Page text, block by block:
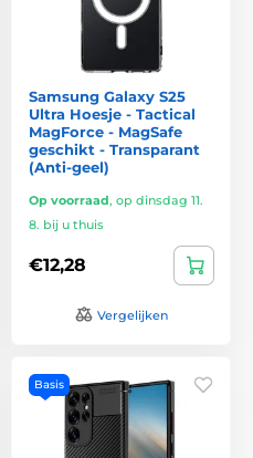
Samsung Galaxy S25
Ultra Hoesje - Tactical
MagForce - MagSafe
geschikt - Transparant
(Anti-geel)
Op voorraad, op dinsdag 11.
8. bij u thuis
€12,28
Vergelijken
Basis